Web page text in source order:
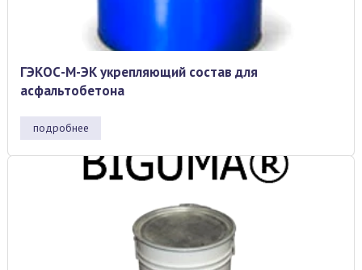
ГЭКОС-М-ЭК укрепляющий состав для
асфальтобетона
подробнее